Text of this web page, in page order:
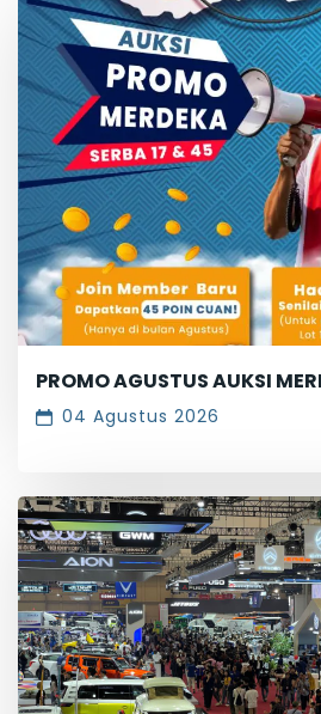
PROMO AGUSTUS AUKSI
04 Agustus 2026